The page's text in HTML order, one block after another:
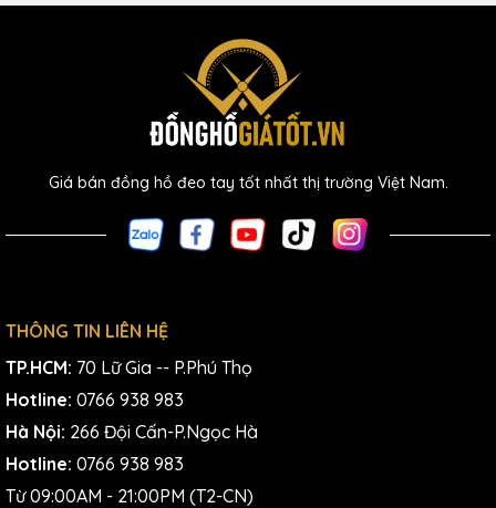
Giá bán đồng hồ đeo tay tốt nhất thị trường Việt Nam.
THÔNG TIN LIÊN HỆ
TP.HCM: 70 Lữ Gia -- P.Phú Thọ
Hotline: 0766 938 983
Hà Nội: 266 Đội Cấn-P.Ngọc Hà
Hotline: 0766 938 983
Từ 09:00AM - 21:00PM (T2-CN)